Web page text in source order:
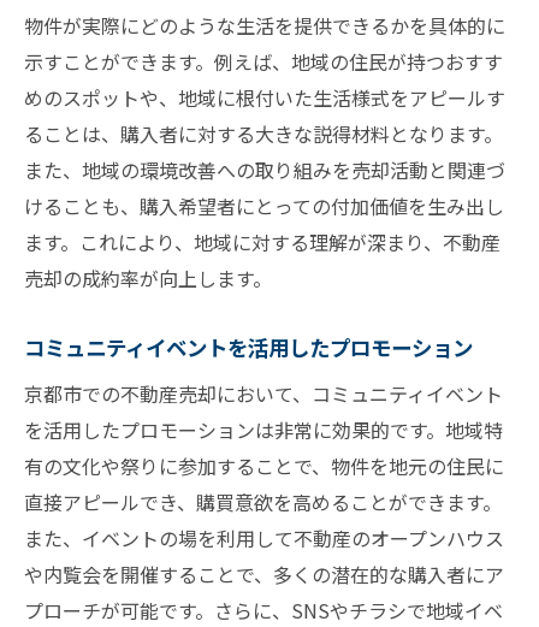
物件が実際にどのような生活を提供できるかを具体的に
示すことができます。例えば、地域の住民が持つおすす
めのスポットや、地域に根付いた生活様式をアピールす
ることは、購入者に対する大きな説得材料となります。
また、地域の環境改善への取り組みを売却活動と関連づ
けることも、購入希望者にとっての付加価値を生み出し
ます。これにより、地域に対する理解が深まり、不動産
売却の成約率が向上します。
コミュニティイベントを活用したプロモーション
京都市での不動産売却において、コミュニティイベント
を活用したプロモーションは非常に効果的です。地域特
有の文化や祭りに参加することで、物件を地元の住民に
直接アピールでき、購買意欲を高めることができます。
また、イベントの場を利用して不動産のオープンハウス
や内覧会を開催することで、多くの潜在的な購入者にア
プローチが可能です。さらに、SNSやチラシで地域イベ